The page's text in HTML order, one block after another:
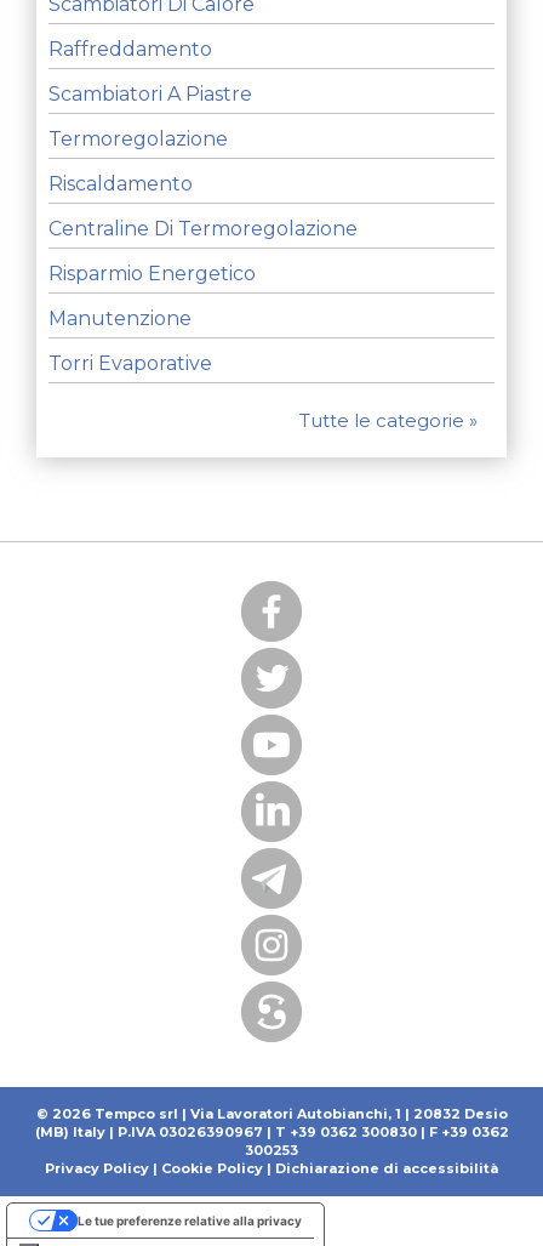
Raffreddamento
Scambiatori A Piastre
Termoregolazione
Riscaldamento
Centraline Di Termoregolazione
Risparmio Energetico
Manutenzione
Torri Evaporative
Tutte le categorie »
© 2026 Tempco srl | Via Lavoratori Autobianchi, 1 | 20832 Desio
(MB) Italy | P.IVA 03026390967 | T +39 0362 300830 | F +39 0362
300253
Privacy Policy | Cookie Policy | Dichiarazione di accessibilità
Le tue preferenze relative alla privacy